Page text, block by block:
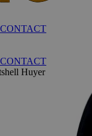
CONTACT
CONTACT
Huyer